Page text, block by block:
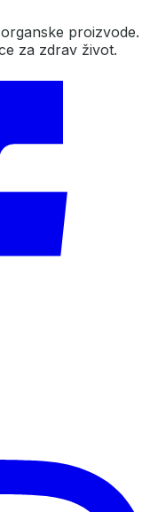
proizvode.
za zdrav život.